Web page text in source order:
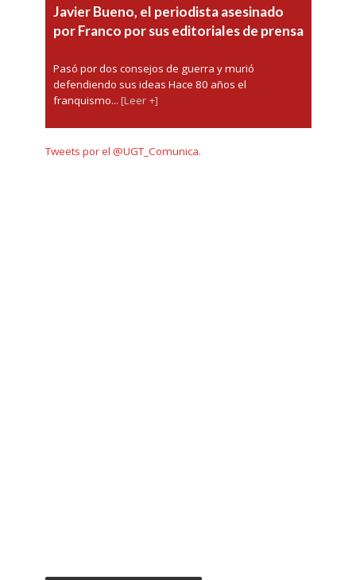
Javier Bueno, el periodista asesinado
por Franco por sus editoriales de prensa
Pasó por dos consejos de guerra y murió
defendiendo sus ideas Hace 80 años el
franquismo... [Leer +]
Tweets por el @UGT_Comunica.